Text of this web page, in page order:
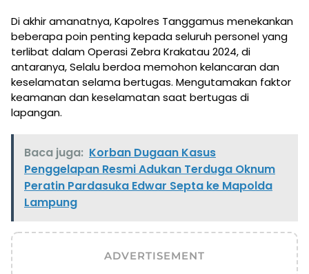
Di akhir amanatnya, Kapolres Tanggamus menekankan
beberapa poin penting kepada seluruh personel yang
terlibat dalam Operasi Zebra Krakatau 2024, di
antaranya, Selalu berdoa memohon kelancaran dan
keselamatan selama bertugas. Mengutamakan faktor
keamanan dan keselamatan saat bertugas di
lapangan.
Baca juga: Korban Dugaan Kasus
Penggelapan Resmi Adukan Terduga Oknum
Peratin Pardasuka Edwar Septa ke Mapolda
Lampung
ADVERTISEMENT